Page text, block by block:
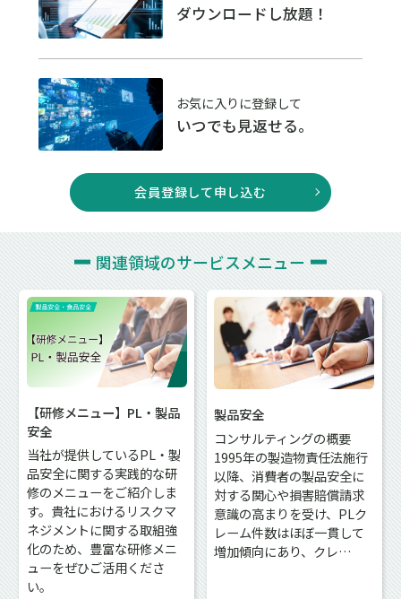
ダウンロードし放題！
お気に入りに登録して
いつでも見返せる。
会員登録して申し込む
関連領域のサービスメニュー
【研修メニュー】PL・製品
安全
当社が提供しているPL・製
品安全に関する実践的な研
修のメニューをご紹介しま
す。貴社におけるリスクマ
ネジメントに関する取組強
化のため、豊富な研修メニ
ューをぜひご活用くださ
い。
製品安全
コンサルティングの概要
1995年の製造物責任法施行
以降、消費者の製品安全に
対する関心や損害賠償請求
意識の高まりを受け、PLク
レーム件数はほぼ一貫して
増加傾向にあり、クレ…